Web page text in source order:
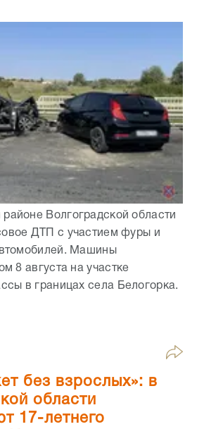
Волгоградской области
ДТП с участием фуры и
Машины
8 августа на участке
в границах села Белогорка.
без взрослых»: в
области
17-летнего